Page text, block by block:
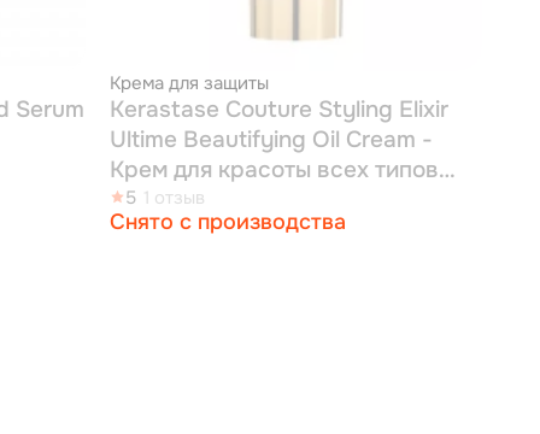
Serum
Крема для защиты
Kerastase Couture Styling Elixir
Ultime Beautifying Oil Cream -
Крем для красоты всех типов
волос 150мл
5 1 отзыв
Снято с производства